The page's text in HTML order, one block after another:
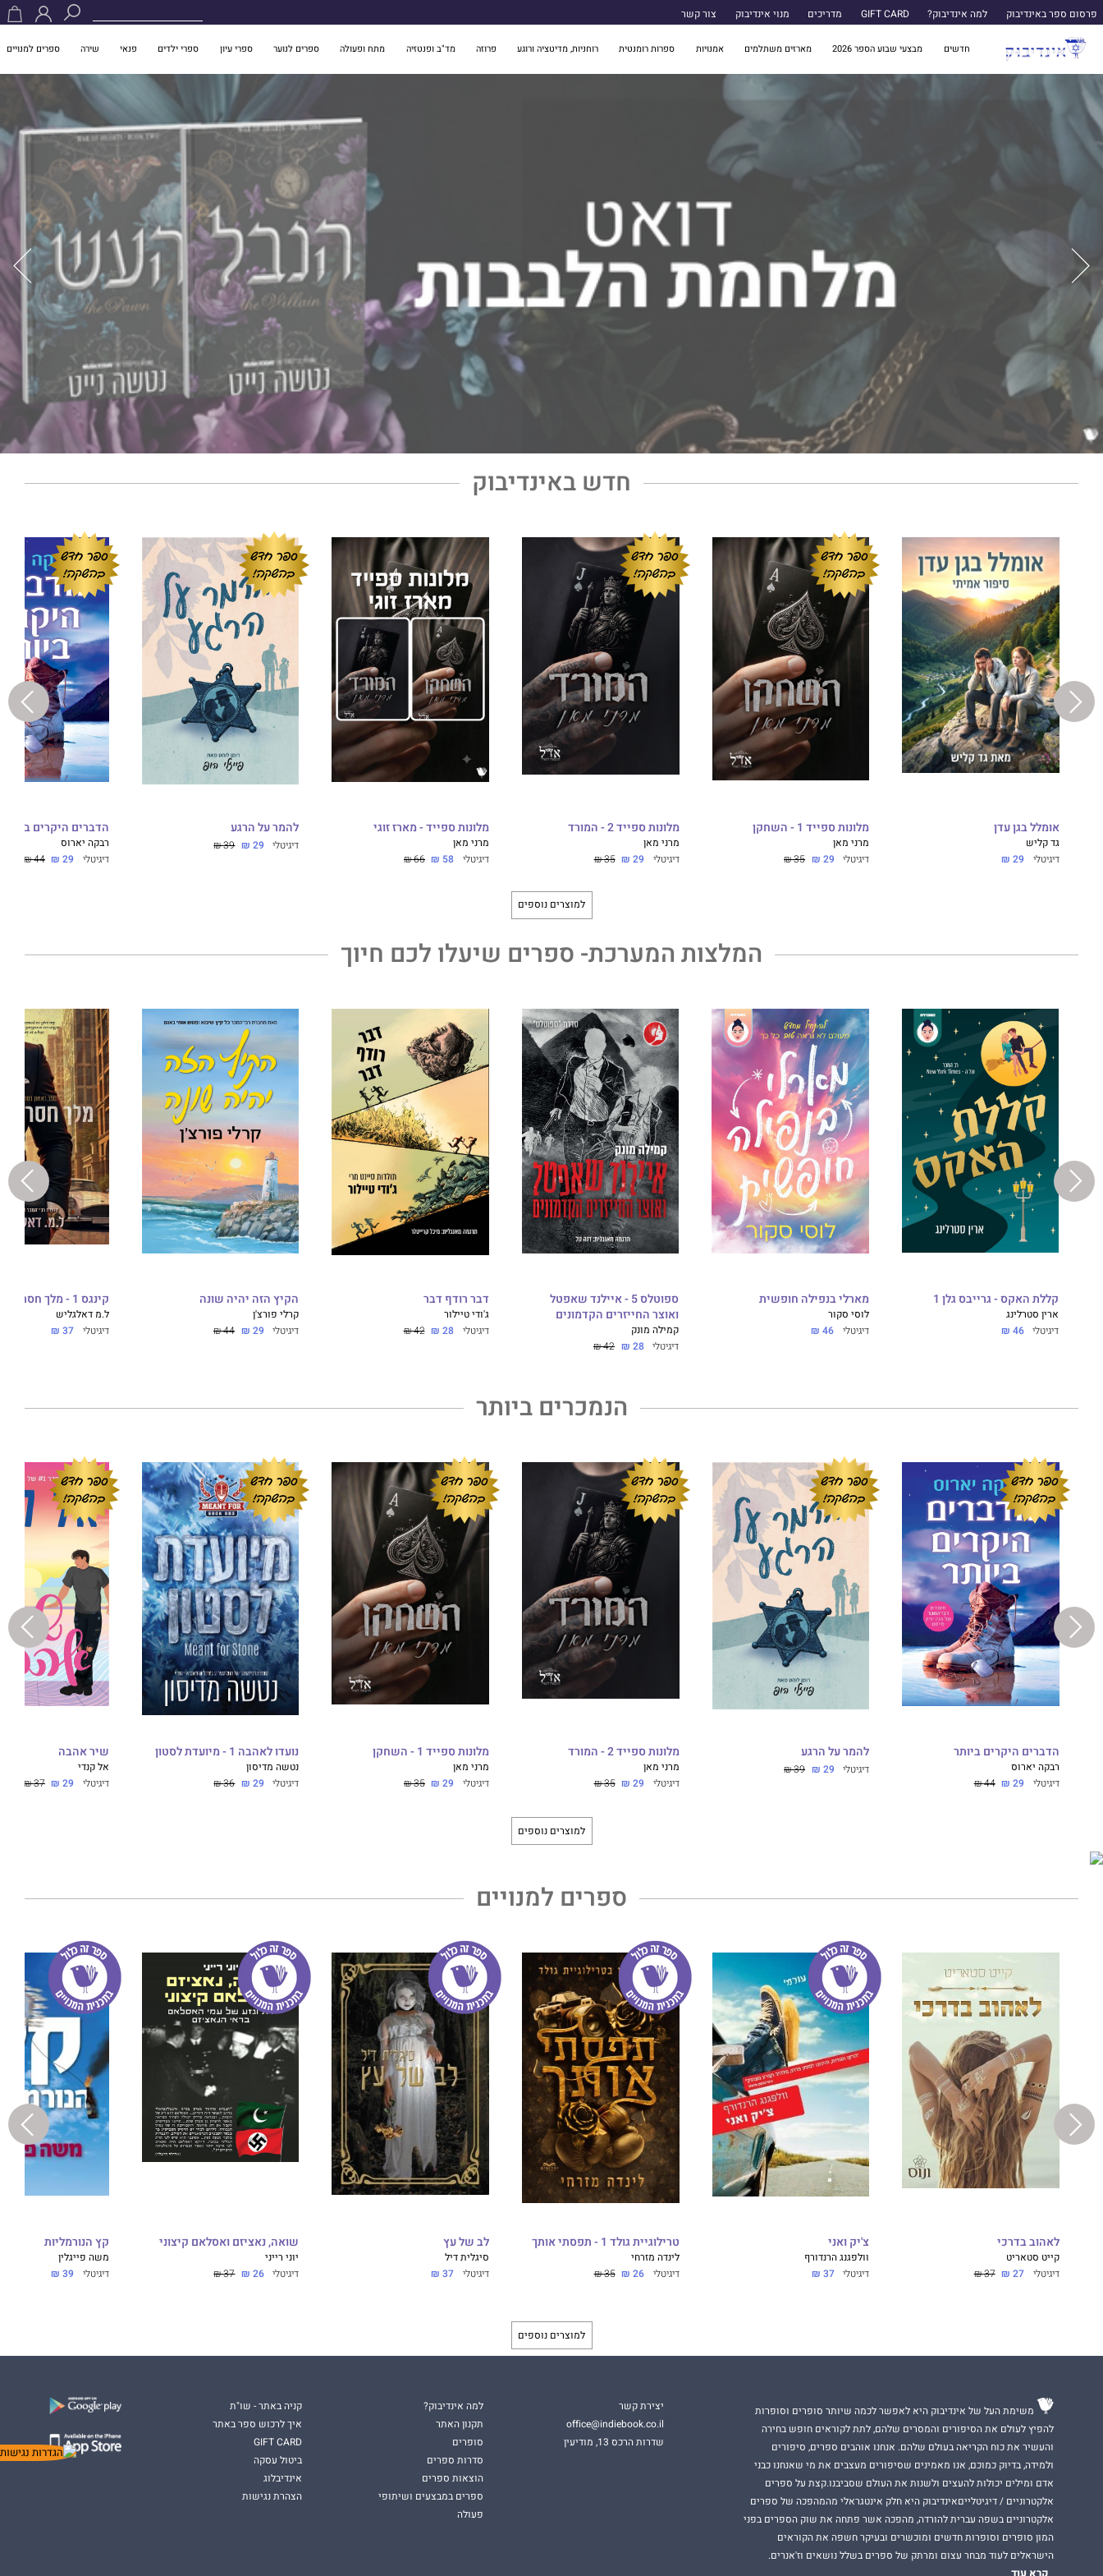
פרסום ספר באינדיבוק למה אינדיבוק? GIFT CARD מדריכים מנוי אינדיבוק צור קשר
חדשים מבצעי שבוע הספר 2026 מארזים משתלמים אמנויות ספרות רומנטית רוחניות, מדיטציה ורוגע פרוזה מד"ב ופנטזיה מתח ופעולה ספרים לנוער ספרי עיון ספרי ילדים פנאי שירה ספרים למנויים
חדש באינדיבוק
אומלל בגן עדן
גד קליש
דיגיטלי 29 ₪
מלונות ספייד 1 - השחקן
מרני מאן
דיגיטלי 29 ₪
35 ₪
מלונות ספייד 2 - המורד
מרני מאן
דיגיטלי 29 ₪
35 ₪
מלונות ספייד - מארז זוגי
מרני מאן
דיגיטלי 58 ₪
66 ₪
להמר על הרגע
דיגיטלי 29 ₪
39 ₪
הדברים היקרים ביותר
רבקה יארוס
דיגיטלי 29 ₪
44 ₪
למוצרים נוספים
המלצות המערכת- ספרים שיעלו לכם חיוך
קללת האקס - גרייבס גלן 1
ארין סטרלינג
דיגיטלי 46 ₪
מארלי בנפילה חופשית
לוסי סקור
דיגיטלי 46 ₪
ספוטלס 5 - איילנד שאפטל
ואוצר החייזרים הקדמונים
קמילה מונק
דיגיטלי 28 ₪
42 ₪
דבר רודף דבר
ג'ודי טיילור
דיגיטלי 28 ₪
42 ₪
הקיץ הזה יהיה שונה
קרלי פורצ'ן
דיגיטלי 29 ₪
44 ₪
קינגס 1 - מלך חסר רחמים
ל.מ דאלגליש
דיגיטלי 37 ₪
הנמכרים ביותר
הדברים היקרים ביותר
רבקה יארוס
דיגיטלי 29 ₪
44 ₪
להמר על הרגע
דיגיטלי 29 ₪
39 ₪
מלונות ספייד 2 - המורד
מרני מאן
דיגיטלי 29 ₪
35 ₪
מלונות ספייד 1 - השחקן
מרני מאן
דיגיטלי 29 ₪
35 ₪
נועדו לאהבה 1 - מיועדת לסטון
נטשה מדיסון
דיגיטלי 29 ₪
36 ₪
שיר אהבה
אל קנדי
דיגיטלי 29 ₪
37 ₪
למוצרים נוספים
ספרים למנויים
לאהוב בדרכי
קייט סטאריט
דיגיטלי 27 ₪
37 ₪
צ'יק ואני
וולפגנג הרנדורף
דיגיטלי 37 ₪
טרילוגיית גולד 1 - תפסתי אותך
לינדה מזרחי
דיגיטלי 26 ₪
35 ₪
לב של עץ
סיגלית דיל
דיגיטלי 37 ₪
שואה, נאציזם ואסלאם קיצוני
יוני רייני
דיגיטלי 26 ₪
37 ₪
קץ הנורמליות
משה פייגלין
דיגיטלי 39 ₪
למוצרים נוספים
משימת העל של אינדיבוק היא לאפשר לכמה שיותר סופרים וסופרות
להפיץ לעולם את הסיפורים והמסרים שלהם, לתת לקוראים חופש בחירה
והעשיר את כוח הקריאה בעולם שלהם. אנחנו אוהבים ספרים, סיפורים
ולמידה, בדיוק כמוכם, אנו מאמינים שסיפורים מעצבים את מי שאנחנו כבני
אדם ומילים יכולות להעצים ולשנות את העולם שסביבנו.קצת על ספרים
אלקטרוניים / דיגיטלייםאינדיבוק היא חלק אינטגראלי מהמהפכה של ספרים
אלקטרוניים בשפה עברית להורדה, מהפכה אשר פתחה את שוק הספרים בפני
המון סופרים וסופרות חדשים ומוכשרים ובעיקר חשפה את הקוראים
הישראלים לעוד מבחר עצום ומרתק של ספרים בשלל נושאים וז'אנרים.
יצירת קשר
office@indiebook.co.il
שדרות הרכס 13, מודיעין
למה אינדיבוק?
תקנון האתר
סופרים
סדרות ספרים
הוצאות ספרים
ספרים במבצעים ושיתופי
פעולה
קניה באתר - שו"ת
איך לרכוש ספר באתר
GIFT CARD
ביטול עסקה
אינדיבלוג
הצהרת נגישות